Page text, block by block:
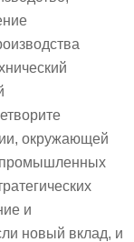
окружающей
промышленных
и
новый вклад, и